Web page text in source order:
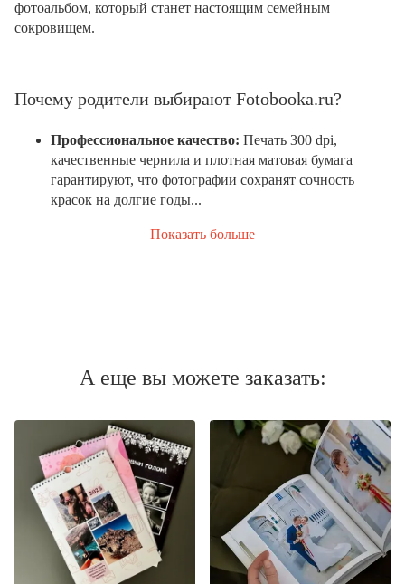
фотоальбом, который станет настоящим семейным
сокровищем.
Почему родители выбирают Fotobooka.ru?
Профессиональное качество: Печать 300 dpi,
качественные чернила и плотная матовая бумага
гарантируют, что фотографии сохранят сочность
красок на долгие годы...
Показать больше
А еще вы можете заказать: